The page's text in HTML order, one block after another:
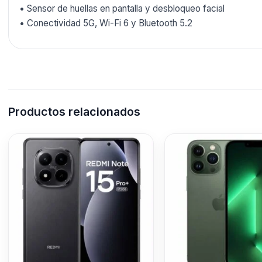
• Sensor de huellas en pantalla y desbloqueo facial
• Conectividad 5G, Wi-Fi 6 y Bluetooth 5.2
Productos relacionados